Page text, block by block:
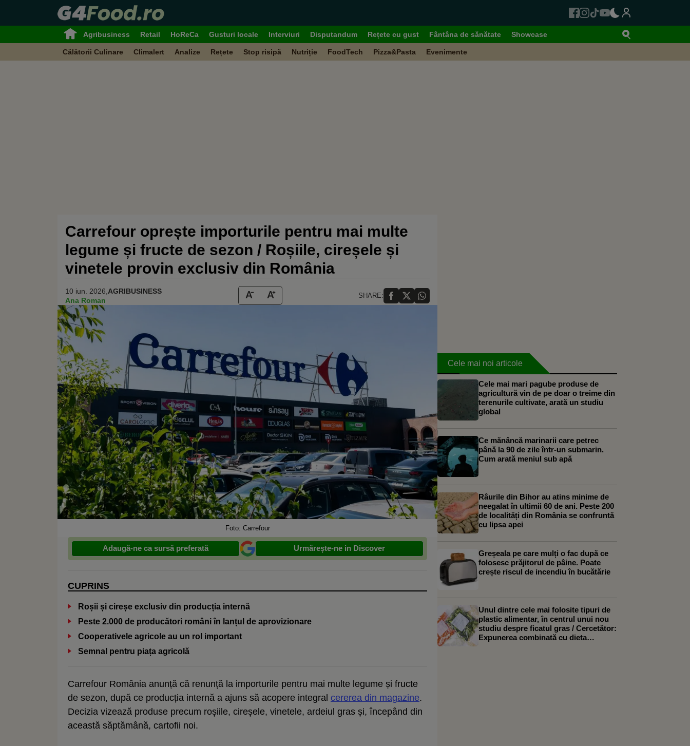
Agribusiness Retail HoReCa Gusturi locale Interviuri Disputandum Rețete cu gust Fântâna de sănătate Showcase
Călătorii Culinare Climalert Analize Rețete Stop risipă Nutriție FoodTech Pizza&Pasta Evenimente
Carrefour oprește importurile pentru mai multe
legume și fructe de sezon / Roșiile, cireșele și
vinetele provin exclusiv din România
10 iun. 2026, AGRIBUSINESS
Ana Roman
SHARE:
Foto: Carrefour
Adaugă-ne ca sursă preferată Urmărește-ne in Discover
CUPRINS
Roșii și cireșe exclusiv din producția internă
Peste 2.000 de producători români în lanțul de aprovizionare
Cooperativele agricole au un rol important
Semnal pentru piața agricolă
Carrefour România anunță că renunță la importurile pentru mai multe legume și fructe
de sezon, după ce producția internă a ajuns să acopere integral cererea din magazine.
Decizia vizează produse precum roșiile, cireșele, vinetele, ardeiul gras și, începând din
această săptămână, cartofii noi.
Cele mai noi articole
Cele mai mari pagube produse de
agricultură vin de pe doar o treime din
terenurile cultivate, arată un studiu
global
Ce mănâncă marinarii care petrec
până la 90 de zile într-un submarin.
Cum arată meniul sub apă
Râurile din Bihor au atins minime de
neegalat în ultimii 60 de ani. Peste 200
de localități din România se confruntă
cu lipsa apei
Greșeala pe care mulți o fac după ce
folosesc prăjitorul de pâine. Poate
crește riscul de incendiu în bucătărie
Unul dintre cele mai folosite tipuri de
plastic alimentar, în centrul unui nou
studiu despre ficatul gras / Cercetător:
Expunerea combinată cu dieta